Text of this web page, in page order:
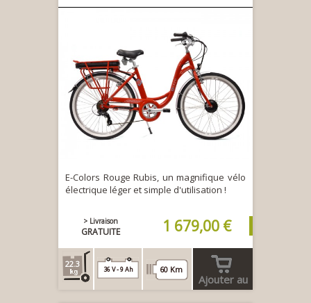
E-Colors Rouge Rubis, un magnifique vélo
électrique léger et simple d'utilisation !
> Livraison
GRATUITE 1 679,00 €
22.3
36 V - 9 Ah 60 Km
Ajouter au
panier